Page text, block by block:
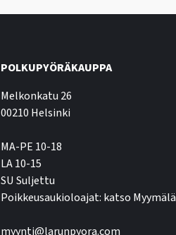
POLKUPYÖRÄKAUPPA
Melkonkatu 26
00210 Helsinki
MA-PE 10-18
LA 10-15
SU Suljettu
Poikkeusaukioloajat: katso
myynti@larunpyora.com